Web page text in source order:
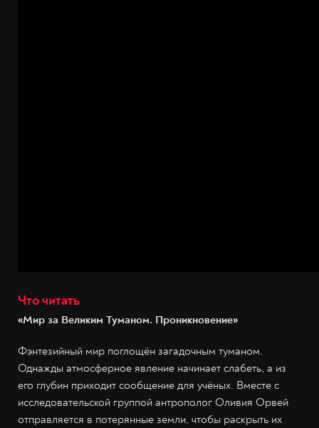
Что читать
«Мир за Великим Туманом. Проникновение»
Фэнтезийный мир поглощён загадочным туманом.
Однажды атмосферное явление начинает слабеть, а из
его глубин приходит сообщение для учёных. Вместе с
исследовательской группой антрополог Оливия Орвей
отправляется в потерянные земли, чтобы раскрыть их